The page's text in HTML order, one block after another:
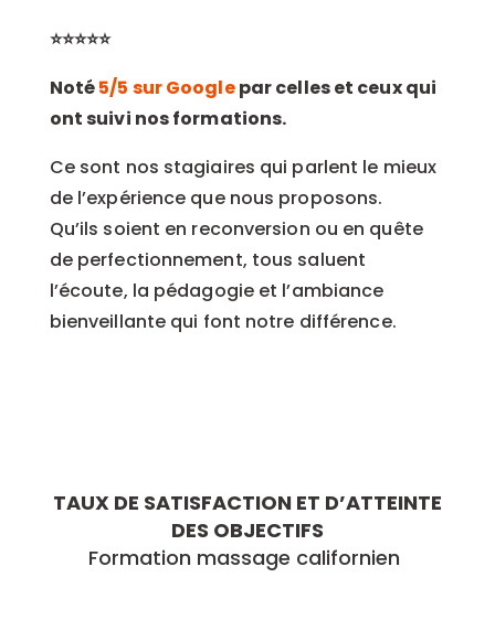
⭐⭐⭐⭐⭐
Noté5/5 sur Googlepar celles et ceux qui
ont suivi nos formations.
Ce sont nos stagiaires qui parlent le mieux
de l’expérience que nous proposons.
Qu’ils soient en reconversion ou en quête
de perfectionnement, tous saluent
l’écoute, la pédagogie et l’ambiance
bienveillante qui font notre différence.
TAUX DE SATISFACTION ET D’ATTEINTE
DES OBJECTIFS
Formation massage californien